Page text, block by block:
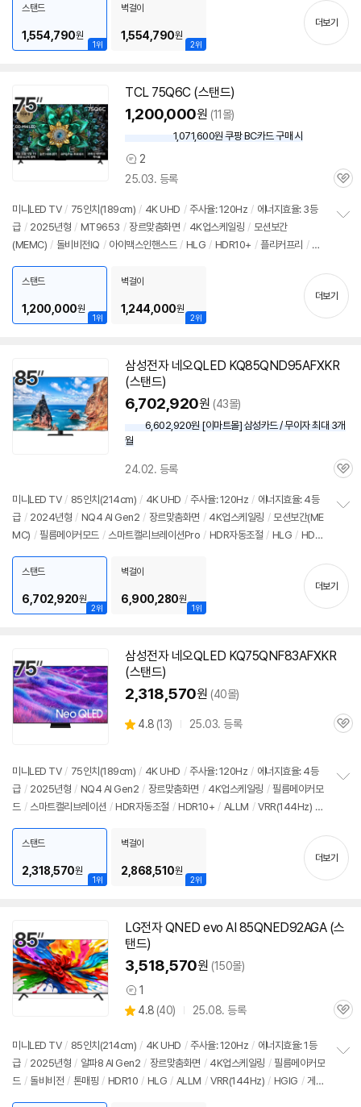
Hz / 웹OS 26 HDMI(전체): 4개
기
1위
스탠드
1,554,790원
2위
벽걸이
1,554,790원
더보기
TCL 75Q6C (스탠드)
1,200,000원 (11몰)
우
할
인
1,071,600원 쿠팡 BC카드 구매 시
상
품
견
2
25.03. 등록
관
미니LED TV / 75인치(189cm) / 4K UHD / 주사율: 120Hz / 에너지효율: 3등
급 / 2025년형 / MT9653 / 장르맞춤화면 / 4K업스케일링 / 모션보간
(MEMC) / 돌비비전IQ / 아이맥스인핸스드 / HLG / HDR10+ / 플리커프리 / H
출시가: 2,849,000원
기
1위
스탠드
1,200,000원
2위
벽걸이
1,244,000원
더보기
삼성전자 네오QLED KQ85QND95AFXKR
(스탠드)
6,702,920원 (43몰)
6,602,920원 [이마트몰] 삼성카드 / 무이자 최대 3개
월
24.02. 등록
관
미니LED TV / 85인치(214cm) / 4K UHD / 주사율: 120Hz / 에너지효율: 4등
급 / 2024년형 / NQ4 AI Gen2 / 장르맞춤화면 / 4K업스케일링 / 모션보간(ME
MC) / 필름메이커모드 / 스마트캘리브레이션Pro / HDR자동조절 / HLG / HDR
MI2.1 / FreeSync / HDMI(전체): 4개
기
2위
스탠드
6,702,920원
1위
벽걸이
6,900,280원
더보기
삼성전자 네오QLED KQ75QNF83AFXKR
(스탠드)
2,318,570원 (40몰)
별
4.8 (상
뷰
13) 25.03. 등록
관
미니LED TV / 75인치(189cm) / 4K UHD / 주사율: 120Hz / 에너지효율: 4등
급 / 2025년형 / NQ4 AI Gen2 / 장르맞춤화면 / 4K업스케일링 / 필름메이커모
드 / 스마트캘리브레이션 / HDR자동조절 / HDR10+ / ALLM / VRR(144Hz) /
/ 출시가: 9,390,000원
기
1위
스탠드
2,318,570원
2위
벽걸이
2,868,510원
더보기
LG전자 QNED evo AI 85QNED92AGA (스
탠드)
3,518,570원 (150몰)
상
품
1
별
4.8 (상
리
뷰
40) 25.08. 등록
관
미니LED TV / 85인치(214cm) / 4K UHD / 주사율: 120Hz / 에너지효율: 1등
급 / 2025년형 / 알파8 AI Gen2 / 장르맞춤화면 / 4K업스케일링 / 필름메이커모
드 / 돌비비전 / 톤매핑 / HDR10 / HLG / ALLM / VRR(144Hz) / HGIG / 게임